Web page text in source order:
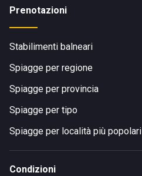
Prenotazioni
Stabilimenti balneari
Spiagge per regione
Spiagge per provincia
Spiagge per tipo
Spiagge per località più popolari
Condizioni